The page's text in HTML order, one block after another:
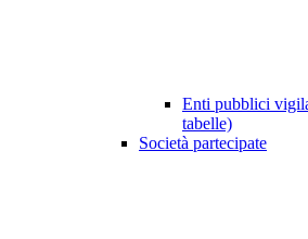
Enti pubblici
tabelle)
Società partecipate